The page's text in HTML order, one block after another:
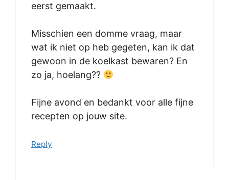
eerst gemaakt.
Misschien een domme vraag, maar
wat ik niet op heb gegeten, kan ik dat
gewoon in de koelkast bewaren? En
zo ja, hoelang??
Fijne avond en bedankt voor alle fijne
recepten op jouw site.
Reply